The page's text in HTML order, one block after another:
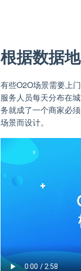
根据数据
有些O2O场景需要上
服务人员每天分布在
务就成了一个商家必
场景而设计。